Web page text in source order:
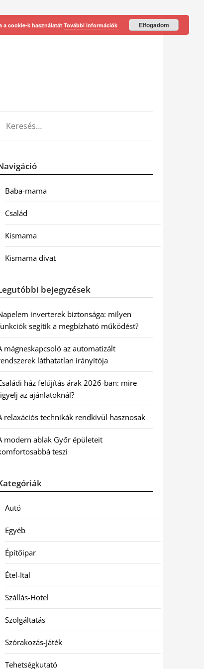
Baba-mama
Család
Kismama
Kismama divat
bejegyzések
inverterek biztonsága: milyen
segítik a megbízható működést?
mágneskapcsoló az automatizált
láthatatlan irányítója
ház felújítás árak 2026-ban: mire
az ajánlatoknál?
relaxációs technikák rendkívül hasznosak
modern ablak Győr épületeit
teszi
Autó
Egyéb
Építőipar
Étel-Ital
Szállás-Hotel
Szolgáltatás
Szórakozás-Játék
Tehetségkutató
a cookie-k használatát További információk Elfogadom